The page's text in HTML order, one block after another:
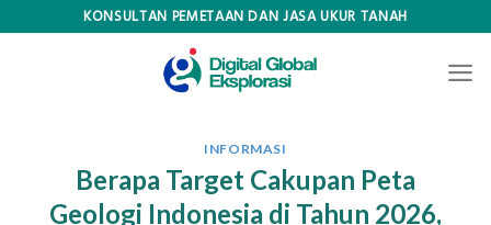
KONSULTAN PEMETAAN DAN JASA UKUR TANAH
INFORMASI
Berapa Target Cakupan Peta
Geologi Indonesia di Tahun 2026,